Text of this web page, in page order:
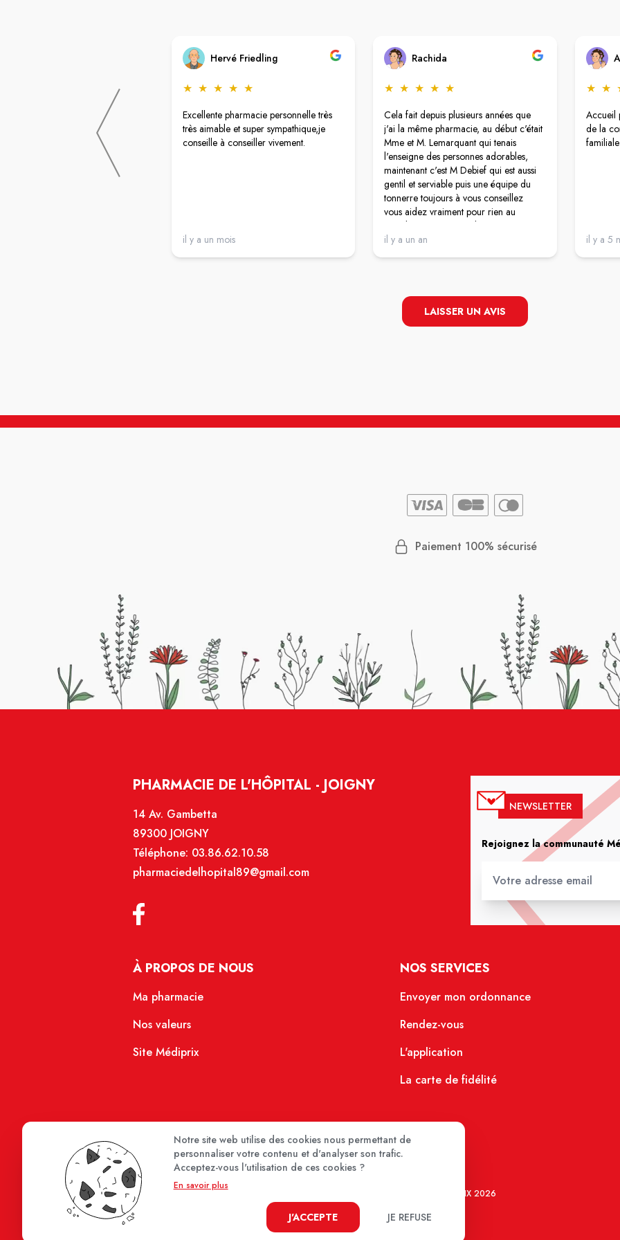
Hervé Friedling
★ ★ ★ ★ ★
Excellente pharmacie personnelle très
très aimable et super sympathique,je
conseille à conseiller vivement.
il y a un mois
Rachida
★ ★ ★ ★ ★
Cela fait depuis plusieurs années que
j'ai la même pharmacie, au début c'était
Mme et M. Lemarquant qui tenais
l'enseigne des personnes adorables,
maintenant c'est M Debief qui est aussi
gentil et serviable puis une équipe du
tonnerre toujours à vous conseillez
vous aidez vraiment pour rien au
monde je changerais de pharmacie.
Merci pour tout.
il y a un an
★ ★
Accueil
de la
il y a 5
LAISSER UN AVIS
Paiement 100% sécurisé
PHARMACIE DE L'HÔPITAL - JOIGNY
14 Av. Gambetta
89300 JOIGNY
Téléphone: 03.86.62.10.58
pharmaciedelhopital89@gmail.com
NEWSLETTER
Rejoignez la communauté
À PROPOS DE NOUS
Ma pharmacie
Nos valeurs
Site Médiprix
NOS SERVICES
Envoyer mon ordonnance
Rendez-vous
L'application
La carte de fidélité
MEDIPRIX 2026
Notre site web utilise des cookies nous permettant de
personnaliser votre contenu et d'analyser son trafic.
Acceptez-vous l'utilisation de ces cookies ?
En savoir plus
J'ACCEPTE JE REFUSE